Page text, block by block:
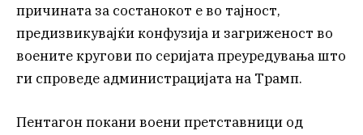
причината за состанокот е во тајност,
предизвикувајќи конфузија и загриженост во
воените кругови по серијата преуредувања што
ги спроведе администрацијата на Трамп.
Пентагон покани воени претставници од